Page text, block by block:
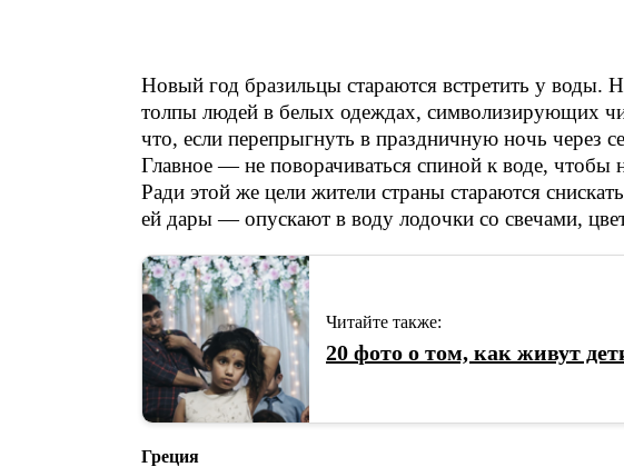
Новый год бразильцы стараются встретить у воды.
толпы людей в белых одеждах, символизирующих
что, если перепрыгнуть в праздничную ночь через
Главное — не поворачиваться спиной к воде,
Ради этой же цели жители страны стараются
ей дары — опускают в воду лодочки со свечами,
Читайте также:
20 фото о том, как живут
Греция